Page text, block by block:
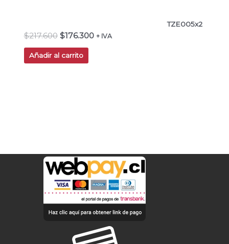
TZE005x2
$217.600 $176.300 + IVA
Añadir al carrito